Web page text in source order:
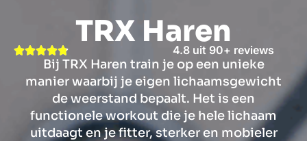
TRX Haren
4.8 uit 90+ reviews
Bij TRX Haren train je op een unieke
manier waarbij je eigen lichaamsgewicht
de weerstand bepaalt. Het is een
functionele workout die je hele lichaam
uitdaagt en je fitter, sterker en mobieler